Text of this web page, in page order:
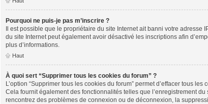
Pourquoi ne puis-je pas m’inscrire ?
Il est possible que le propriétaire du site Internet ait banni votre adresse
du site Internet peut également avoir désactivé les inscriptions afin
plus d’informations.
Haut
À quoi sert “Supprimer tous les cookies du forum” ?
L’option “Supprimer tous les cookies du forum” permet d’effacer tous
Cela fournit également des fonctionnalités telles que l’enregistrement
rencontrez des problèmes de connexion ou de déconnexion, la